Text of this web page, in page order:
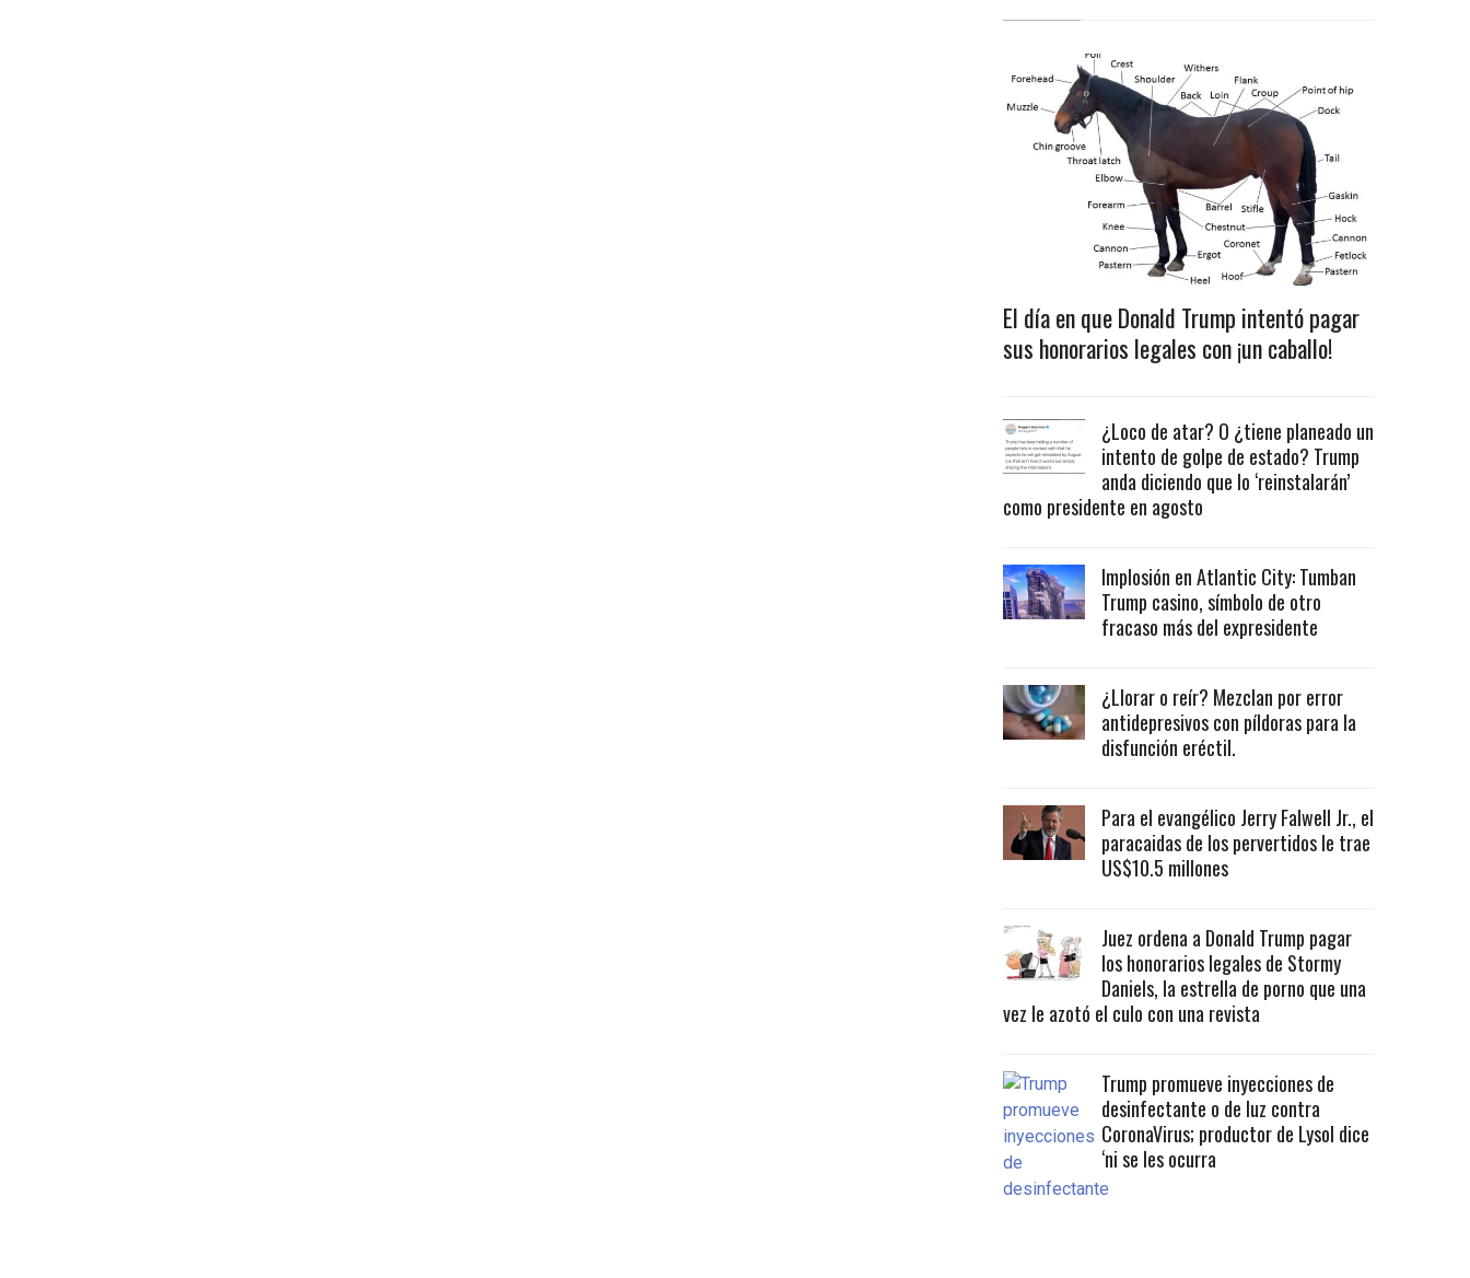
El día en que Donald Trump intentó pagar
sus honorarios legales con ¡un caballo!
¿Loco de atar? O ¿tiene planeado un
intento de golpe de estado? Trump
anda diciendo que lo ‘reinstalarán’
como presidente en agosto
Implosión en Atlantic City: Tumban
Trump casino, símbolo de otro
fracaso más del expresidente
¿Llorar o reír? Mezclan por error
antidepresivos con píldoras para la
disfunción eréctil.
Para el evangélico Jerry Falwell Jr., el
paracaidas de los pervertidos le trae
US$10.5 millones
Juez ordena a Donald Trump pagar
los honorarios legales de Stormy
Daniels, la estrella de porno que una
vez le azotó el culo con una revista
Trump promueve inyecciones de
desinfectante o de luz contra
CoronaVirus; productor de Lysol dice
‘ni se les ocurra